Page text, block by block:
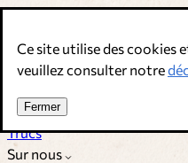
Ce site utilise des cookies
veuillez consulter notre
Fermer
Bouillons, épices &
Recettes
Trucs
Sur nous